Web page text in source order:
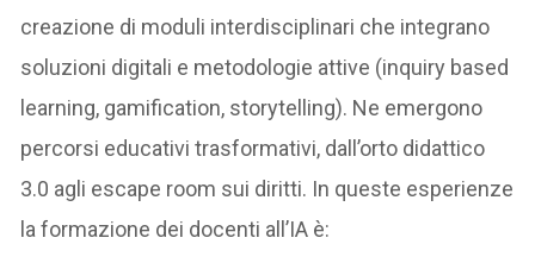
creazione di moduli interdisciplinari che integrano
soluzioni digitali e metodologie attive (inquiry based
learning, gamification, storytelling). Ne emergono
percorsi educativi trasformativi, dall’orto didattico
3.0 agli escape room sui diritti. In queste esperienze
la formazione dei docenti all’IA è: